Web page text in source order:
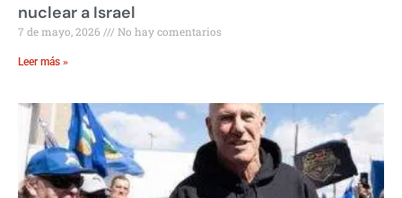
nuclear a Israel
7 de mayo, 2026 No hay comentarios
Leer más »